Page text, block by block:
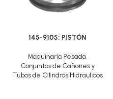
145-9105: PISTÓN
Maquinaria Pesada,
Conjuntos de Cañones y
Tubos de Cilindros Hidraulicos